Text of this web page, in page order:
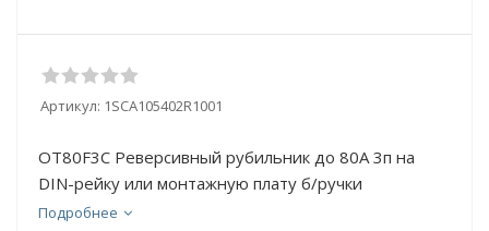
Артикул: 1SCA105402R1001
OT80F3C Реверсивный рубильник до 80А 3п на
DIN-рейку или монтажную плату б/ручки
Подробнее